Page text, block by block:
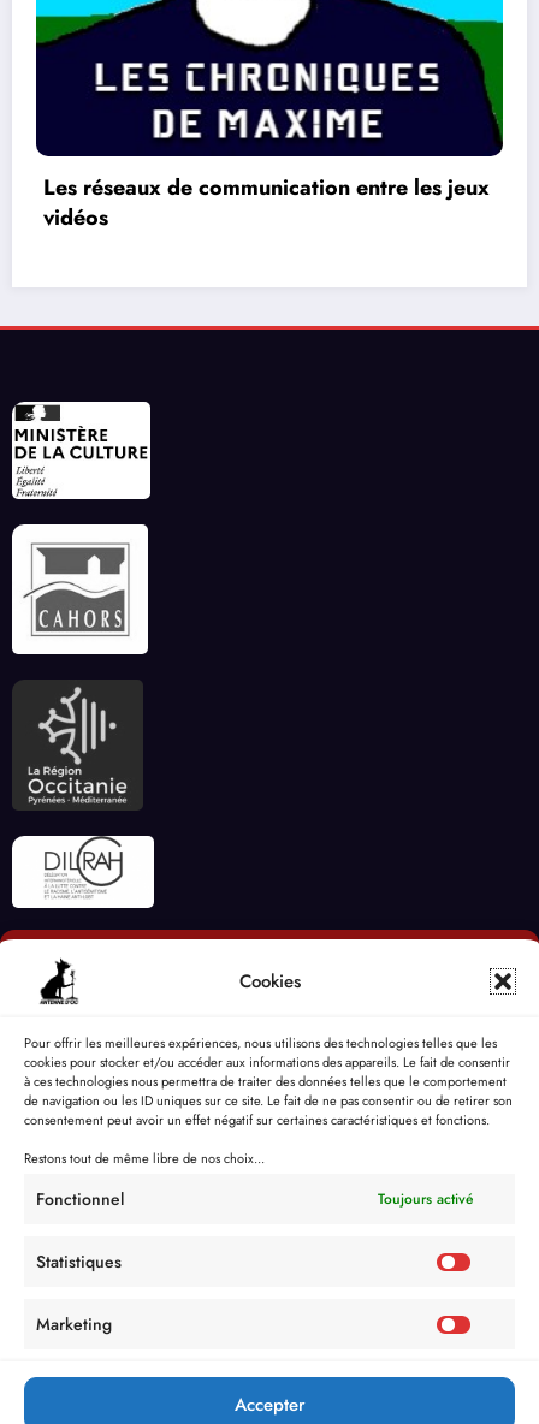
Cookies
Pour offrir les meilleures expériences, nous utilisons des technologies telles que les
cookies pour stocker et/ou accéder aux informations des appareils. Le fait de consentir
à ces technologies nous permettra de traiter des données telles que le comportement
de navigation ou les ID uniques sur ce site. Le fait de ne pas consentir ou de retirer son
consentement peut avoir un effet négatif sur certaines caractéristiques et fonctions.
Restons tout de même libre de nos choix...
Fonctionnel Toujours activé
Statistiques
Marketing
Accepter
La différence entre les jeux 2 D et 3 D